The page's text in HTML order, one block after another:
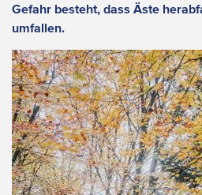
Gefahr besteht, dass Äste
umfallen.